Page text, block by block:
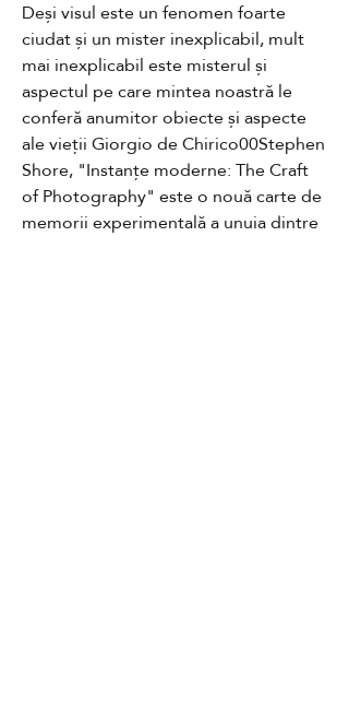
Deși visul este un fenomen foarte
ciudat și un mister inexplicabil, mult
mai inexplicabil este misterul și
aspectul pe care mintea noastră le
conferă anumitor obiecte și aspecte
ale vieții Giorgio de Chirico00Stephen
Shore, "Instanțe moderne: The Craft
of Photography" este o nouă carte de
memorii experimentală a unuia dintre